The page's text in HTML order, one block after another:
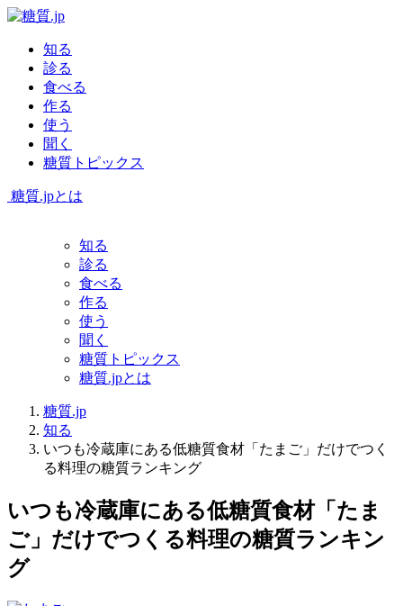
知る
診る
食べる
作る
使う
聞く
糖質トピックス
糖質.jpとは
知る
診る
食べる
作る
使う
聞く
糖質トピックス
糖質.jpとは
糖質.jp
知る
いつも冷蔵庫にある低糖質食材「たまご」だけでつく
る料理の糖質ランキング
いつも冷蔵庫にある低糖質食材「たま
ご」だけでつくる料理の糖質ランキン
グ